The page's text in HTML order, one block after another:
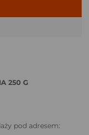
250 G
pod adresem: